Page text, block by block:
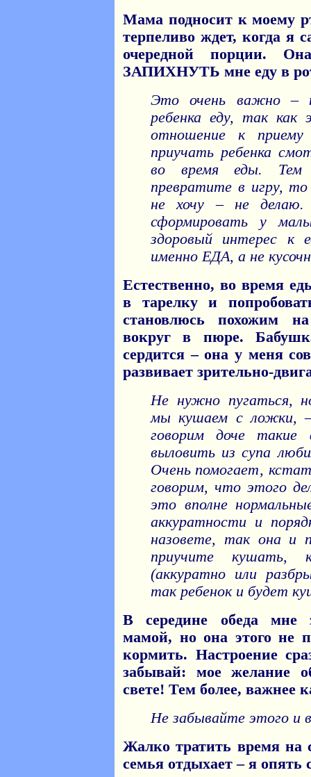
Мама подносит к моему
терпеливо ждет, когда я
очередной порции.
ЗАПИХНУТЬ мне еду в
Это очень важно –
ребенка еду, так как
отношение к
приучать ребенка
во время еды.
превратите в игру,
не хочу – не
сформировать у
здоровый интерес
именно ЕДА, а не
Естественно, во время
в тарелку и
становлюсь похожим
вокруг в пюре.
сердится – она у меня
развивает зрительно-
Не нужно пугаться,
мы кушаем с ложки, –
говорим доче
выловить из супа
Очень помогает,
говорим, что этого
это вполне
аккуратности и
назовете, так она и
приучите кушать,
(аккуратно или
так ребенок и будет
В середине обеда мне
мамой, но она этого не
кормить. Настроение
забывай: мое желание
свете! Тем более, важнее
Не забывайте этого и
Жалко тратить время на
семья отдыхает – я опять